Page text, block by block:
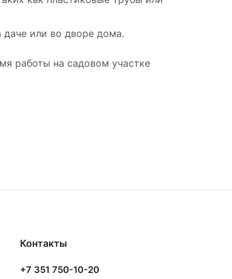
или во дворе дома.
работы на садовом участке
Контакты
+7 351 750-10-20